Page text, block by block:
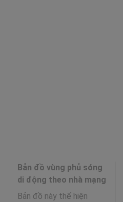
Bản đồ vùng phủ sóng
di động theo nhà mạng
Bản đồ này thể hiện